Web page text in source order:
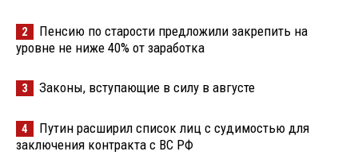
2
Пенсию по старости предложили закрепить на
уровне не ниже 40% от заработка
3 Законы, вступающие в силу в августе
4
Путин расширил список лиц с судимостью для
заключения контракта с ВС РФ